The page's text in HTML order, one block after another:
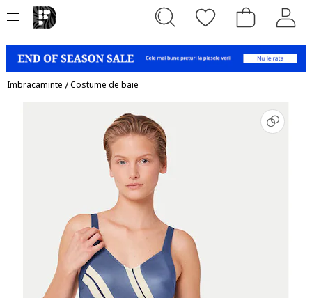
Imbracaminte /Costume de baie